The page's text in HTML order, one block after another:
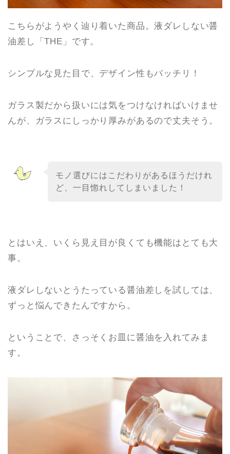
こちらがようやく辿り着いた商品。液ダレしない醤
油差し「THE」です。
シンプルな見た目で、デザイン性もバッチリ！
ガラス製だから扱いには気をつけなければいけませ
んが、ガラスにしっかり厚みがあるので丈夫そう。
モノ選びにはこだわりがあるほうだけれ
ど、一目惚れしてしまいました！
とはいえ、いくら見え目が良くても機能はとても大
事。
液ダレしないとうたっている醤油差しを試しては、
ずっと悩んできたんですから。
ということで、さっそくお皿に醤油を入れてみま
す。